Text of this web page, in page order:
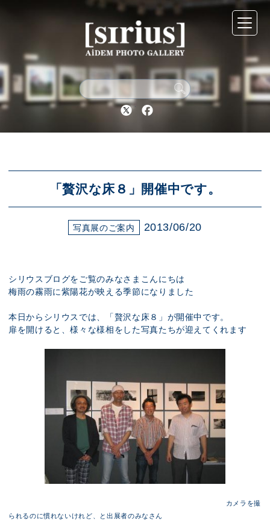
Twitter Facebook
「贅沢な床８」開催中です。
写真展のご案内 2013/06/20
シリウスブログをご覧のみなさまこんにちは
梅雨の霧雨に紫陽花が映える季節になりました
本日からシリウスでは、「贅沢な床８」が開催中です。
扉を開けると、様々な様相をした写真たちが迎えてくれます
カメラを撮
られるのに慣れないけれど、と出展者のみなさん
シリウスについて
展示スケジュール